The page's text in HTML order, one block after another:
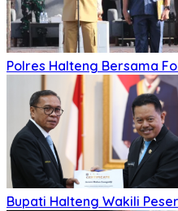
Polres Halteng Bersama
Bupati Halteng Wakili